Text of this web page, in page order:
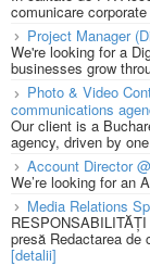
comunicare
Project Manager
We're looking for a
businesses grow
Photo & Video
communications
Our client is a
agency, driven by
Account Director
We’re looking for an
Media Relations
presă Redactarea de
[detalii]